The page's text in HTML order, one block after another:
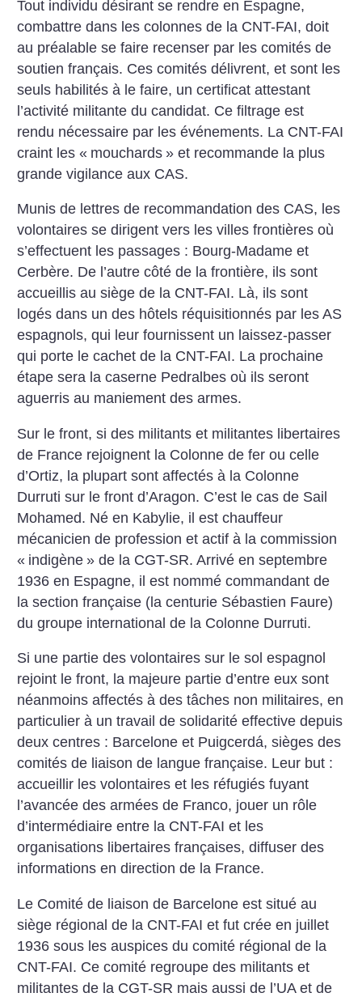
Tout individu désirant se rendre en Espagne,
combattre dans les colonnes de la CNT-FAI, doit
au préalable se faire recenser par les comités de
soutien français. Ces comités délivrent, et sont les
seuls habilités à le faire, un certificat attestant
l’activité militante du candidat. Ce filtrage est
rendu nécessaire par les événements. La CNT-FAI
craint les « mouchards » et recommande la plus
grande vigilance aux CAS.
Munis de lettres de recommandation des CAS, les
volontaires se dirigent vers les villes frontières où
s’effectuent les passages : Bourg-Madame et
Cerbère. De l’autre côté de la frontière, ils sont
accueillis au siège de la CNT-FAI. Là, ils sont
logés dans un des hôtels réquisitionnés par les AS
espagnols, qui leur fournissent un laissez-passer
qui porte le cachet de la CNT-FAI. La prochaine
étape sera la caserne Pedralbes où ils seront
aguerris au maniement des armes.
Sur le front, si des militants et militantes libertaires
de France rejoignent la Colonne de fer ou celle
d’Ortiz, la plupart sont affectés à la Colonne
Durruti sur le front ­d’Aragon. C’est le cas de Sail
Mohamed. Né en Kabylie, il est chauffeur
mécanicien de profession et actif à la commission
« indigène » de la CGT-SR. Arrivé en septembre
1936 en Espagne, il est nommé commandant de
la section française (la centurie Sébastien Faure)
du groupe international de la Colonne Durruti.
Si une partie des volontaires sur le sol espagnol
rejoint le front, la majeure partie d’entre eux sont
néanmoins affectés à des tâches non militaires, en
particulier à un travail de solidarité effective depuis
deux centres : Barcelone et Puigcerdá, sièges des
comités de liaison de langue française. Leur but :
accueillir les volontaires et les réfugiés fuyant
l’avancée des armées de Franco, jouer un rôle
d’intermédiaire entre la CNT-FAI et les
organisations libertaires françaises, diffuser des
informations en direction de la France.
Le Comité de liaison de Barcelone est situé au
siège régional de la CNT-FAI et fut crée en juillet
1936 sous les auspices du comité régional de la
CNT-FAI. Ce comité regroupe des militants et
militantes de la CGT-SR mais aussi de l’UA et de